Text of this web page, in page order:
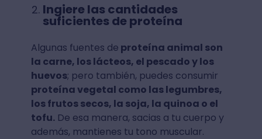
Ingiere las cantidades
suficientes de proteína
Algunas fuentes de proteína animal son
la carne, los lácteos, el pescado y los
huevos; pero también, puedes consumir
proteína vegetal como las legumbres,
los frutos secos, la soja, la quinoa o el
tofu.De esa manera, sacias a tu cuerpo y
además, mantienes tu tono muscular.